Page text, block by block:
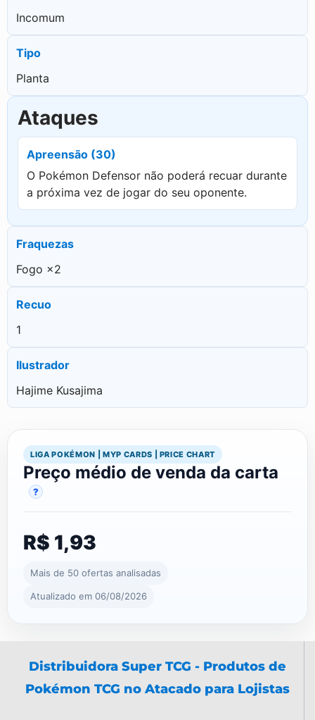
Incomum
Tipo
Planta
Ataques
Apreensão (30)
O Pokémon Defensor não poderá recuar durante
a próxima vez de jogar do seu oponente.
Fraquezas
Fogo ×2
Recuo
1
Ilustrador
Hajime Kusajima
LIGA POKÉMON | MYP CARDS | PRICE CHART
Preço médio de venda da carta
?
R$ 1,93
Mais de 50 ofertas analisadas
Atualizado em 06/08/2026
Distribuidora Super TCG - Produtos de
Pokémon TCG no Atacado para Lojistas